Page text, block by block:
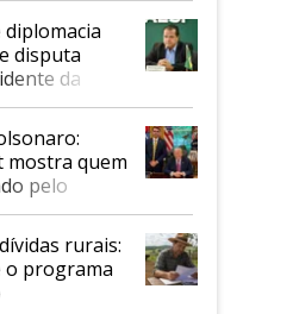
disputa
da
mostra quem
pelo
rurais:
o programa